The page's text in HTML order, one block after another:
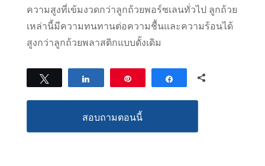
ความสูงที่เข้มงวดกว่าลูกถ้วยพอร์ซเลนทั่วไป ลูกถ้วย
เหล่านี้มีความทนทานต่อความชื้นและความร้อนได้
สูงกว่าลูกถ้วยพลาสติกแบบดั้งเดิม
แบ่งปัน เข็มหมุด แบ่งปัน
สอบถามตอนนี้